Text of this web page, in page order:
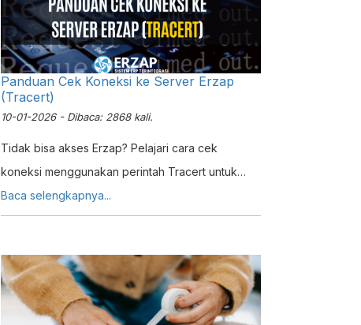
Panduan Cek Koneksi ke Server Erzap
(Tracert)
10-01-2026 - Dibaca: 2868 kali.
Tidak bisa akses Erzap? Pelajari cara cek
koneksi menggunakan perintah Tracert untuk
identifikasi hambatan jaringan dan dapatkan solusi
dari tim support.
Baca selengkapnya...